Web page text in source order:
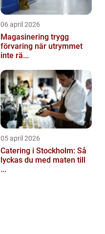
06 april 2026
Magasinering trygg
förvaring när utrymmet
inte rä...
05 april 2026
Catering i Stockholm: Så
lyckas du med maten till
...